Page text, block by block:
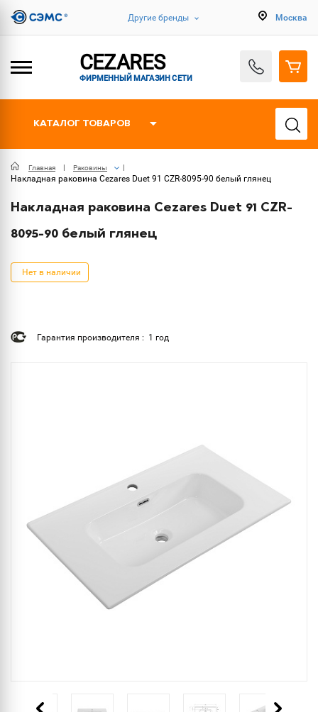
Другие бренды Москва
CEZARES
ФИРМЕННЫЙ МАГАЗИН СЕТИ
КАТАЛОГ ТОВАРОВ
Главная Раковины
Накладная раковина Cezares Duet 91 CZR-8095-90 белый глянец
Накладная раковина Cezares Duet 91 CZR-
8095-90 белый глянец
Нет в наличии
Гарантия производителя : 1 год